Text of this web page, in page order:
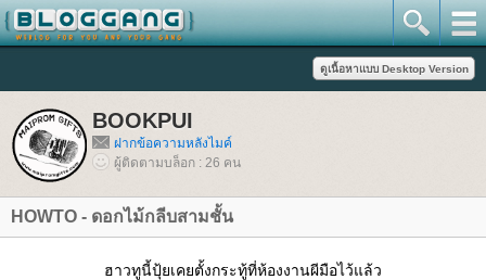
BOOKPUI
ฝากข้อความหลังไมค์
ผู้ติดตามบล็อก : 26 คน
HOWTO - ดอกไม้กลีบสามชั้น
ฮาวทูนี้ปุ้ยเคยตั้งกระทู้ที่ห้องงานผีมือไว้แล้ว